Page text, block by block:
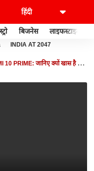
बिजनेस लाइफस्टाइल
INDIA AT 2047
10 PRIME: जानिए क्यों खास है ये